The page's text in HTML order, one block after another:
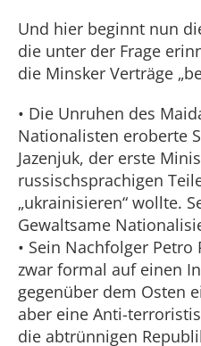
Und hier beginnt nun
die unter der Frage
die Minsker Verträge
• Die Unruhen des
Nationalisten eroberte
Jazenjuk, der erste
russischsprachigen
„ukrainisieren“ wollte.
Gewaltsame
• Sein Nachfolger
zwar formal auf einen
gegenüber dem Osten
aber eine Anti-
die abtrünnigen